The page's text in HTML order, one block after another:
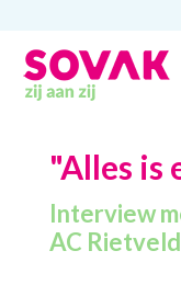
"Alles is
Interview
AC Rietveld